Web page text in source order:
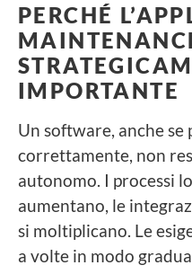
PERCHÉ
IMPORTANTE
Un software, anche
correttamente, non
autonomo. I processi
aumentano, le
si moltiplicano. Le
a volte in modo